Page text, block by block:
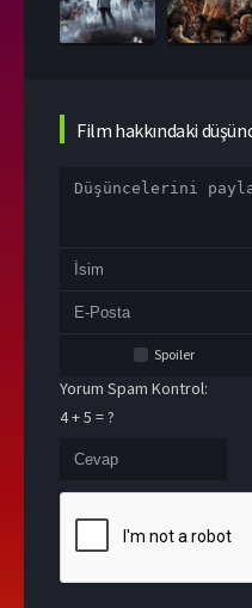
Film hakkındaki
Spoiler
Yorum Spam Kontrol:
4 + 5 = ?